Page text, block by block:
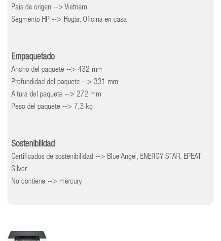
País de origen --> Vietnam
Segmento HP --> Hogar, Oficina en casa
Empaquetado
Ancho del paquete --> 432 mm
Profundidad del paquete --> 331 mm
Altura del paquete --> 272 mm
Peso del paquete --> 7,3 kg
Sostenibilidad
Certificados de sostenibilidad --> Blue Angel, ENERGY STAR, EPEAT
Silver
No contiene --> mercury